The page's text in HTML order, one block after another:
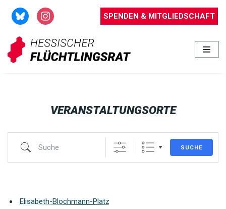
Zum
Inhalt
springen
SPENDEN & MITGLIEDSCHAFT
VERANSTALTUNGSORTE
SUCHE
Elisabeth-Blochmann-Platz